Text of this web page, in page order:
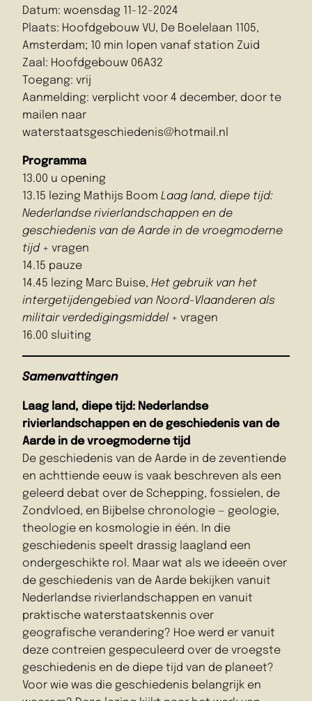
Datum: woensdag 11-12-2024
Plaats: Hoofdgebouw VU, De Boelelaan 1105,
Amsterdam; 10 min lopen vanaf station Zuid
Zaal: Hoofdgebouw 06A32
Toegang: vrij
Aanmelding: verplicht voor 4 december, door te
mailen naar
waterstaatsgeschiedenis@hotmail.nl
Programma
13.00 u opening
13.15 lezing Mathijs Boom Laag land, diepe tijd:
Nederlandse rivierlandschappen en de
geschiedenis van de Aarde in de vroegmoderne
tijd + vragen
14.15 pauze
14.45 lezing Marc Buise, Het gebruik van het
intergetijdengebied van Noord-Vlaanderen als
militair verdedigingsmiddel + vragen
16.00 sluiting
Samenvattingen
Laag land, diepe tijd: Nederlandse
rivierlandschappen en de geschiedenis van de
Aarde in de vroegmoderne tijd
De geschiedenis van de Aarde in de zeventiende
en achttiende eeuw is vaak beschreven als een
geleerd debat over de Schepping, fossielen, de
Zondvloed, en Bijbelse chronologie — geologie,
theologie en kosmologie in één. In die
geschiedenis speelt drassig laagland een
ondergeschikte rol. Maar wat als we ideeën over
de geschiedenis van de Aarde bekijken vanuit
Nederlandse rivierlandschappen en vanuit
praktische waterstaatskennis over
geografische verandering? Hoe werd er vanuit
deze contreien gespeculeerd over de vroegste
geschiedenis en de diepe tijd van de planeet?
Voor wie was die geschiedenis belangrijk en